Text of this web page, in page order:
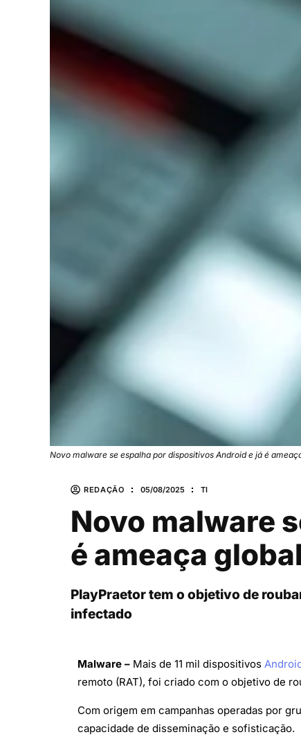
Novo malware se espalha por dispositivos Android e já é
REDAÇÃO 05/08/2025 TI
Novo malware
é ameaça global
PlayPraetor tem o objetivo de
infectado
Malware – Mais de 11 mil dispositivos
remoto (RAT), foi criado com o objetivo de
Com origem em campanhas operadas por
capacidade de disseminação e sofisticação.